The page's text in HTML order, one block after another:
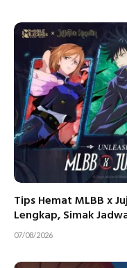
Tips Hemat MLBB x
Lengkap, Simak
07/08/2026